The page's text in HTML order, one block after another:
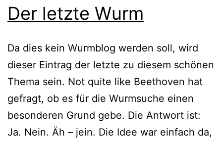
Der letzte Wurm
Da dies kein Wurmblog wer­den soll, wird
die­ser Eintrag der letz­te zu die­sem schö­nen
Thema sein. Not quite like Beethoven hat
gefragt, ob es für die Wurmsuche einen
beson­de­ren Grund gebe. Die Antwort ist:
Ja. Nein. Äh – jein. Die Idee war ein­fach da,